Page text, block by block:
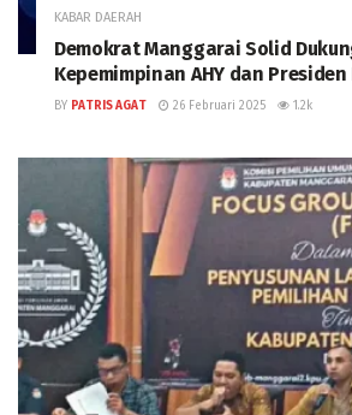
KABAR DAERAH
Demokrat Manggarai Solid
Kepemimpinan AHY dan
BY PATRIS AGAT 26 Februari 2025 1.2k